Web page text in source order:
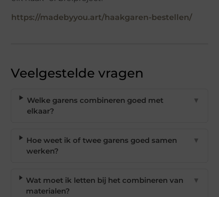
https://madebyyou.art/haakgaren-bestellen/
Veelgestelde vragen
Welke garens combineren goed met
elkaar?
▼
Hoe weet ik of twee garens goed samen
werken?
▼
Wat moet ik letten bij het combineren van
materialen?
▼